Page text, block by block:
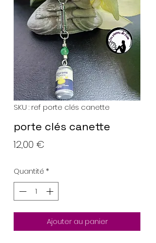
SKU : ref porte clés canette
porte clés canette
12,00 €
Quantité*
Ajouter au panier